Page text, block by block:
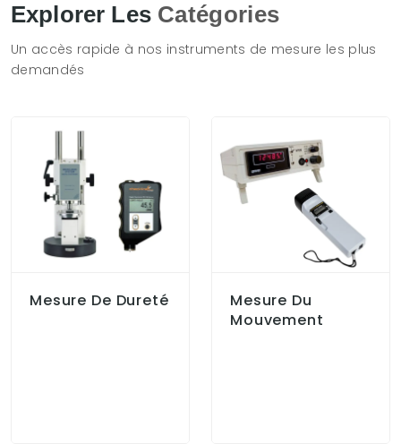
Explorer Les Catégories
Un accès rapide à nos instruments de mesure les plus
demandés
Mesure De Dureté
Mesure Du
Mouvement